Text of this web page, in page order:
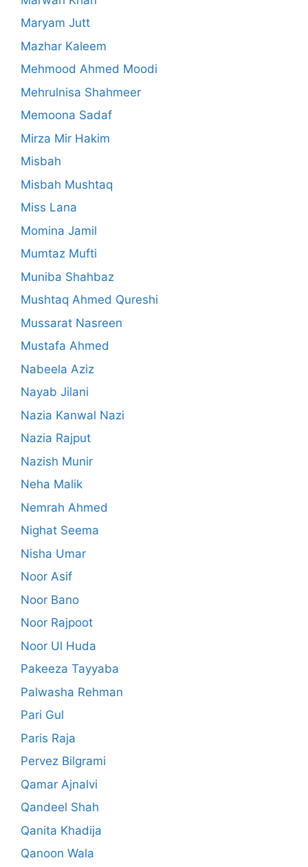
Maryam Jutt
Mazhar Kaleem
Mehmood Ahmed Moodi
Mehrulnisa Shahmeer
Memoona Sadaf
Mirza Mir Hakim
Misbah
Misbah Mushtaq
Miss Lana
Momina Jamil
Mumtaz Mufti
Muniba Shahbaz
Mushtaq Ahmed Qureshi
Mussarat Nasreen
Mustafa Ahmed
Nabeela Aziz
Nayab Jilani
Nazia Kanwal Nazi
Nazia Rajput
Nazish Munir
Neha Malik
Nemrah Ahmed
Nighat Seema
Nisha Umar
Noor Asif
Noor Bano
Noor Rajpoot
Noor Ul Huda
Pakeeza Tayyaba
Palwasha Rehman
Pari Gul
Paris Raja
Pervez Bilgrami
Qamar Ajnalvi
Qandeel Shah
Qanita Khadija
Qanoon Wala